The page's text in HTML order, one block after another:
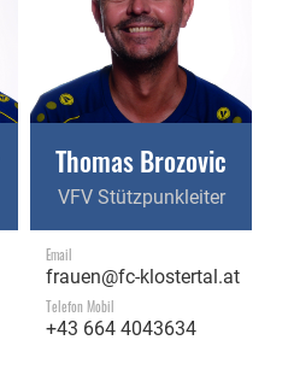
Thomas Brozovic
VFV Stützpunkleiter
Email
frauen@fc-klostertal.at
Telefon Mobil
+43 664 4043634